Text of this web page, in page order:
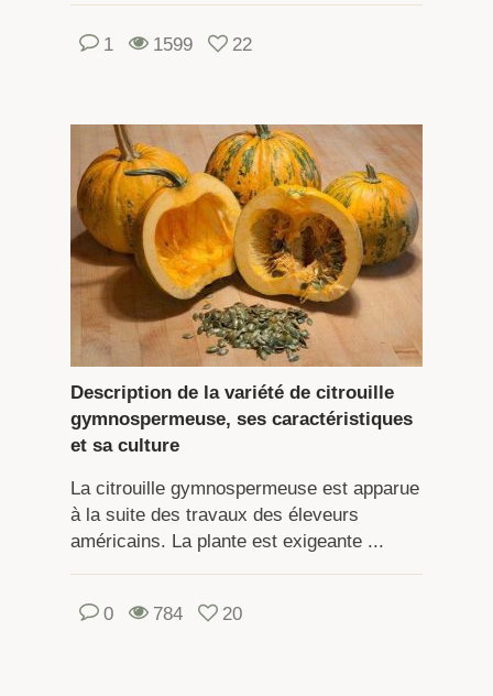
1 1599 22
Description de la variété de citrouille
gymnospermeuse, ses caractéristiques
et sa culture
La citrouille gymnospermeuse est apparue
à la suite des travaux des éleveurs
américains. La plante est exigeante ...
0 784 20